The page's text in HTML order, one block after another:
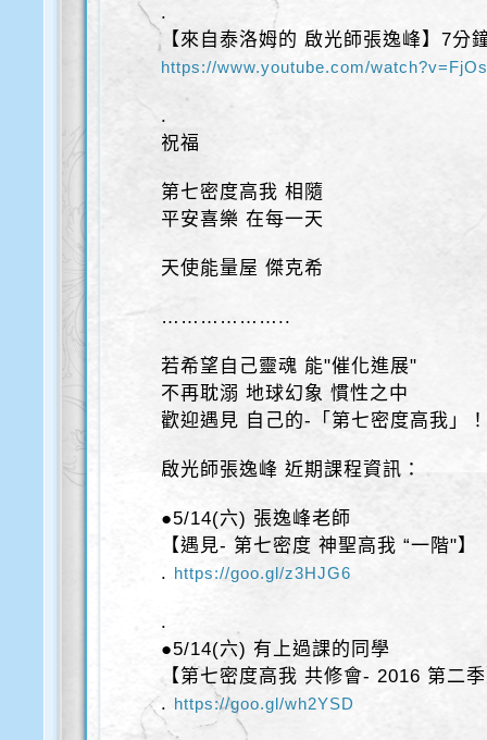
.
【來自泰洛姆的 啟光師張逸峰】7分
https://www.youtube.com/
.
祝福
第七密度高我 相隨
平安喜樂 在每一天
天使能量屋 傑克希
………………..
若希望自己靈魂 能"催化進展"
不再耽溺 地球幻象 慣性之中
歡迎遇見 自己的-「第七密度高我」
啟光師張逸峰 近期課程資訊：
●5/14(六) 張逸峰老師
【遇見- 第七密度 神聖高我 “一階"】
. https://goo.gl/z3HJG6
.
●5/14(六) 有上過課的同學
【第七密度高我 共修會- 2016 第二
. https://goo.gl/wh2YSD